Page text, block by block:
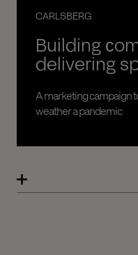
CARLSBERG
Building
delivering
A marketing campaign
weather a pandemic